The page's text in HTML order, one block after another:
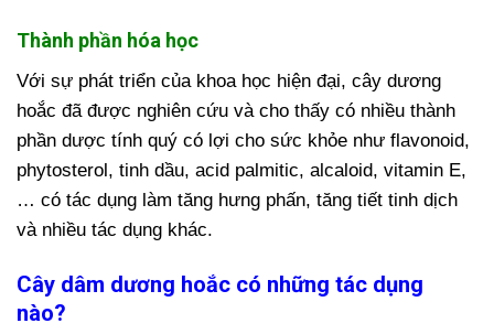
Thành phần hóa học
Với sự phát triển của khoa học hiện đại, cây dương
hoắc đã được nghiên cứu và cho thấy có nhiều thành
phần dược tính quý có lợi cho sức khỏe như flavonoid,
phytosterol, tinh dầu, acid palmitic, alcaloid, vitamin E,
… có tác dụng làm tăng hưng phấn, tăng tiết tinh dịch
và nhiều tác dụng khác.
Cây dâm dương hoắc có những tác dụng
nào?